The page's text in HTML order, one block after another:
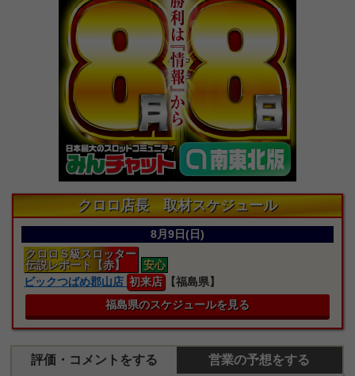
クロロ店長 取材スケジュール
8月9日(日)
クロロＳ級スロッター
伝説レポート【赤】
安心
ビックつばめ郡山店 初来店
【福島県】
福島県のスケジュールを見る
評価・コメントをする 営業の予想をする